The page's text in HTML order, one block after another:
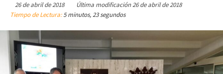
26 de abril de 2018 Última modificación26 de abril de 2018
Tiempo de Lectura:5 minutos, 23 segundos